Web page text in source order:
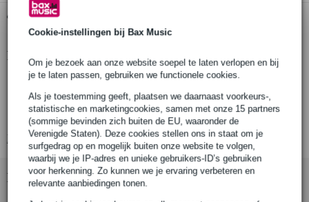
Cookie-instellingen bij Bax Music
Om je bezoek aan onze website soepel te laten verlopen en bij
je te laten passen, gebruiken we functionele cookies.
Als je toestemming geeft, plaatsen we daarnaast voorkeurs-,
statistische en marketingcookies, samen met onze 15 partners
(sommige bevinden zich buiten de EU, waaronder de
Verenigde Staten). Deze cookies stellen ons in staat om je
surfgedrag op en mogelijk buiten onze website te volgen,
waarbij we je IP-adres en unieke gebruikers-ID’s gebruiken
voor herkenning. Zo kunnen we je ervaring verbeteren en
relevante aanbiedingen tonen.
Gratis ophalen in de winkel
Productinformatie
verlengkabel krachtstroom
lengte: 10 m
robuuste bouwkwaliteit
Bekijk alle productspecificaties
Bekijk ook eens (3)